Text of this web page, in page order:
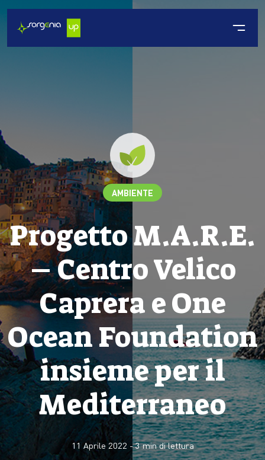
AMBIENTE
Progetto M.A.R.E.
– Centro Velico
Caprera e One
Ocean Foundation
insieme per il
Mediterraneo
11 Aprile 2022 -3min di lettura